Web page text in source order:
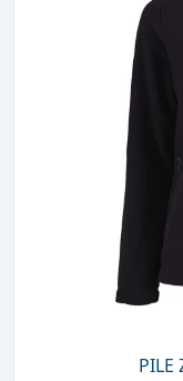
PILE